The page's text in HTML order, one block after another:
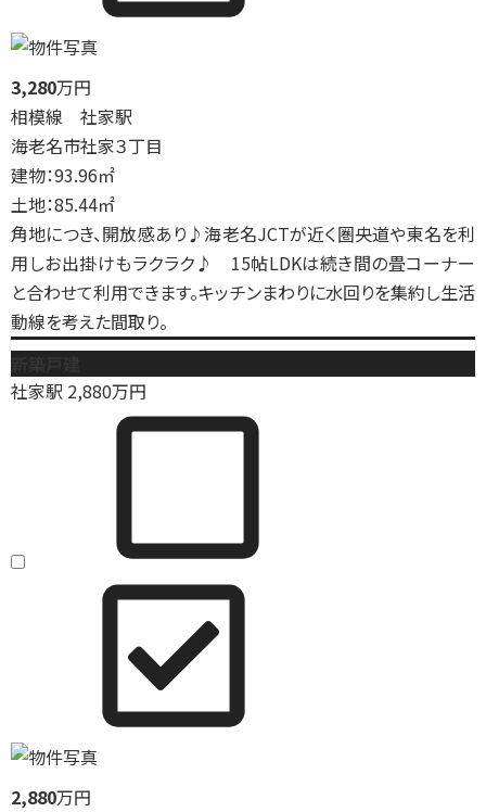
3,280万円
相模線 社家駅
海老名市社家３丁目
建物：93.96㎡
土地：85.44㎡
角地につき、開放感あり♪海老名JCTが近く圏央道や東名を利
用しお出掛けもラクラク♪ 15帖LDKは続き間の畳コーナー
と合わせて利用できます。キッチンまわりに水回りを集約し生活
動線を考えた間取り。
社家駅 2,880万円
2,880万円